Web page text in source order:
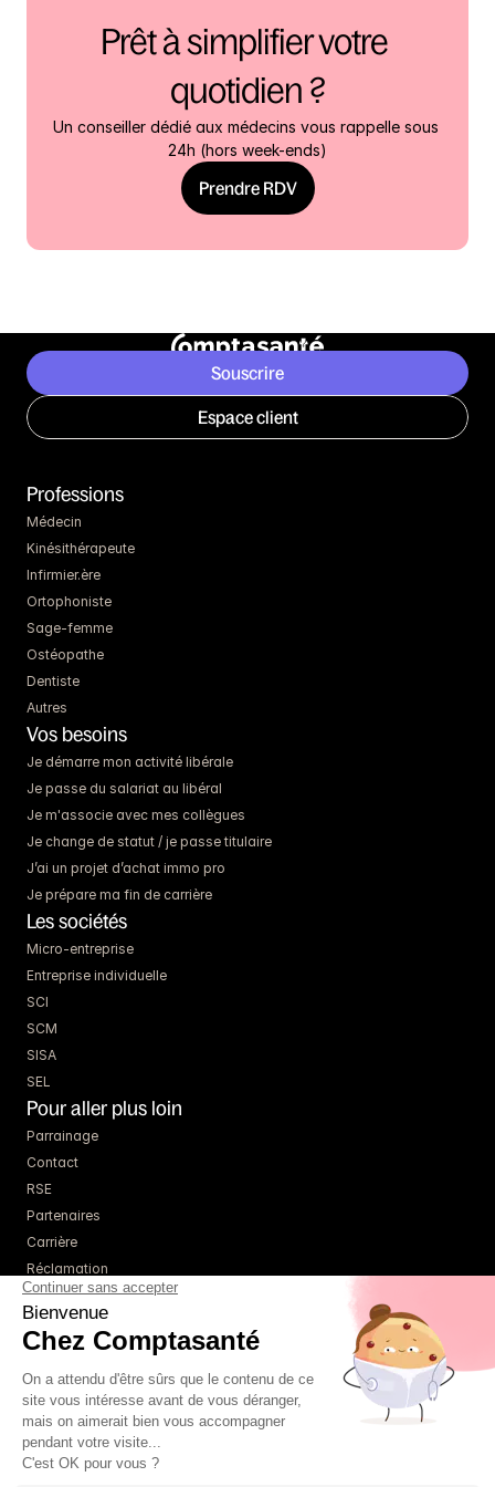
Prêt à simplifier votre
quotidien ?
Un conseiller dédié aux médecins vous rappelle sous
24h (hors week-ends)
Prendre RDV
Souscrire
Espace client
Professions
Médecin
Kinésithérapeute
Infirmier.ère
Ortophoniste
Sage-femme
Ostéopathe
Dentiste
Autres
Vos besoins
Je démarre mon activité libérale
Je passe du salariat au libéral
Je m'associe avec mes collègues
Je change de statut / je passe titulaire
J’ai un projet d’achat immo pro
Je prépare ma fin de carrière
Les sociétés
Micro-entreprise
Entreprise individuelle
SCI
SCM
SISA
SEL
Pour aller plus loin
Parrainage
Contact
RSE
Partenaires
Carrière
Réclamation
Ressources
Blog
Guides
Webinaires
Simulateurs
À propos
Tarifs